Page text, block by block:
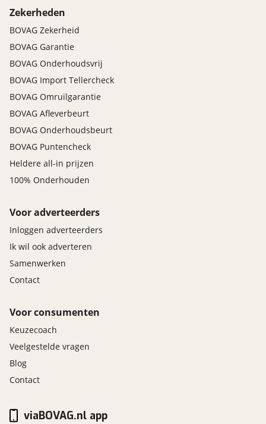
Zekerheden
BOVAG Zekerheid
BOVAG Garantie
BOVAG Onderhoudsvrij
BOVAG Import Tellercheck
BOVAG Omruilgarantie
BOVAG Afleverbeurt
BOVAG Onderhoudsbeurt
BOVAG Puntencheck
Heldere all-in prijzen
100% Onderhouden
Voor adverteerders
Inloggen adverteerders
Ik wil ook adverteren
Samenwerken
Contact
Voor consumenten
Keuzecoach
Veelgestelde vragen
Blog
Contact
viaBOVAG.nl app